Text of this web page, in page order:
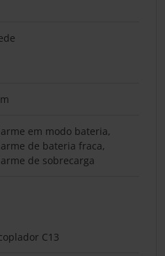
em modo bateria,
de bateria fraca,
de sobrecarga
C13